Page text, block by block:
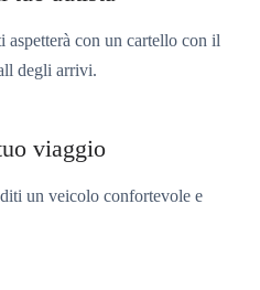
aspetterà con un cartello con il
degli arrivi.
viaggio
un veicolo confortevole e